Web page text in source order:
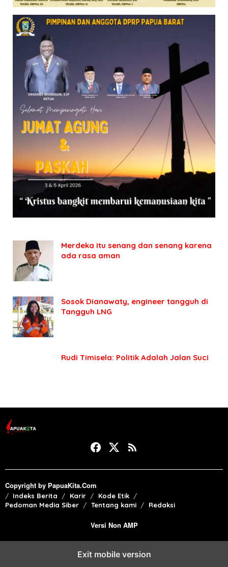
Merdeka itu senang dan senang karena
ada rasa aman
Sosok Dianawaty, engineer tangguh di
Tangguh LNG
Rudi Timisela: Politik Adalah Jalan Suci
Copyright by PapuaKita.Com
Indeks Berita Karir
Kode Etik
Pedoman Media Siber
Tentang kami Redaksi
Versi Non AMP
Exit mobile version